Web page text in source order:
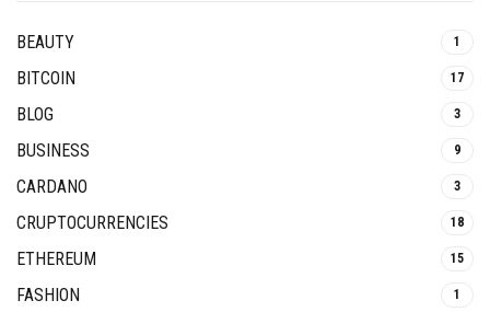
BEAUTY 1
BITCOIN 17
BLOG 3
BUSINESS 9
CARDANO 3
CRUPTOCURRENCIES 18
ETHEREUM 15
FASHION 1